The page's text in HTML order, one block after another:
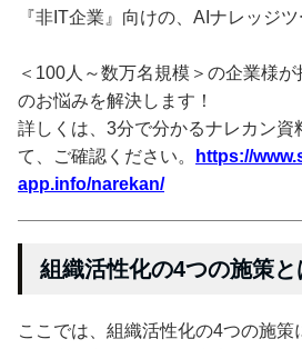
『非IT企業』向けの、AIナレッジツ
＜100人～数万名規模＞の企業様
のお悩みを解決します！
詳しくは、3分で分かるナレカン資
て、ご確認ください。
https://
app.info/narekan/
組織活性化の4つの施策と
ここでは、組織活性化の4つの施策